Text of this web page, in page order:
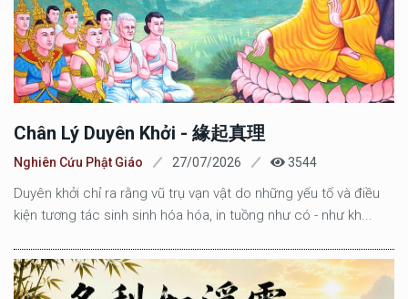
Chân Lý Duyên Khởi - 緣起真理
Nghiên Cứu Phật Giáo 27/07/2026 3544
Duyên khởi chỉ ra rằng vũ trụ vạn vật do những yếu tố và điều
kiện tương tác sinh sinh hóa hóa, in tuồng như có - như kh...